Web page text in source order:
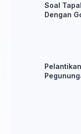
Soal
Dengan